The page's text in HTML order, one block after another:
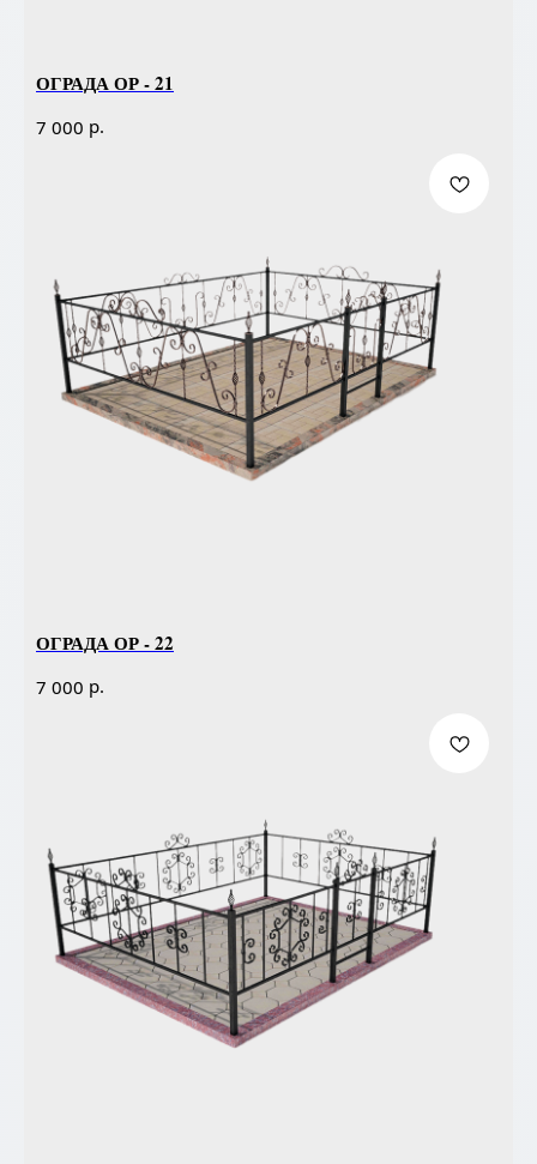
ОГРАДА ОР - 21
7 000 р.
ОГРАДА ОР - 22
7 000 р.